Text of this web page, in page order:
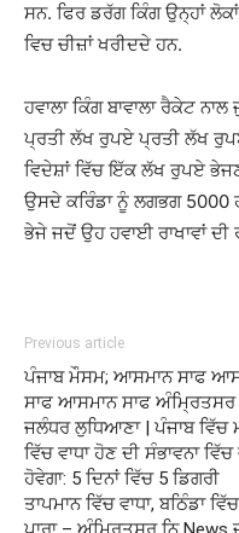
ਸਨ. ਫਿਰ ਡਰੱਗ ਕਿੰਗ ਉਨ੍ਹਾਂ
ਵਿਚ ਚੀਜ਼ਾਂ ਖਰੀਦਦੇ ਹਨ.
ਹਵਾਲਾ ਕਿੰਗ ਬਾਵਾਲਾ ਰੈਕੇਟ
ਪ੍ਰਤੀ ਲੱਖ ਰੁਪਏ ਪ੍ਰਤੀ ਲੱਖ
ਵਿਦੇਸ਼ਾਂ ਵਿੱਚ ਇੱਕ ਲੱਖ ਰੁਪਏ
ਉਸਦੇ ਕਰਿੰਡਾ ਨੂੰ ਲਗਭਗ 5000
ਭੇਜੇ ਜਦੋਂ ਉਹ ਹਵਾਈ ਰਾਖਾਵਾਂ ਦੀ
Previous article
ਪੰਜਾਬ ਮੌਸਮ; ਆਸਮਾਨ ਸਾਫ
ਸਾਫ ਆਸਮਾਨ ਸਾਫ ਅੰਮ੍ਰਿਤਸਰ
ਜਲੰਧਰ ਲੁਧਿਆਣਾ | ਪੰਜਾਬ ਵਿੱਚ
ਵਿੱਚ ਵਾਧਾ ਹੋਣ ਦੀ ਸੰਭਾਵਨਾ ਵਿੱਚ
ਹੋਵੇਗਾ: 5 ਦਿਨਾਂ ਵਿੱਚ 5 ਡਿਗਰੀ
ਤਾਪਮਾਨ ਵਿੱਚ ਵਾਧਾ, ਬਠਿੰਡਾ ਵਿੱਚ